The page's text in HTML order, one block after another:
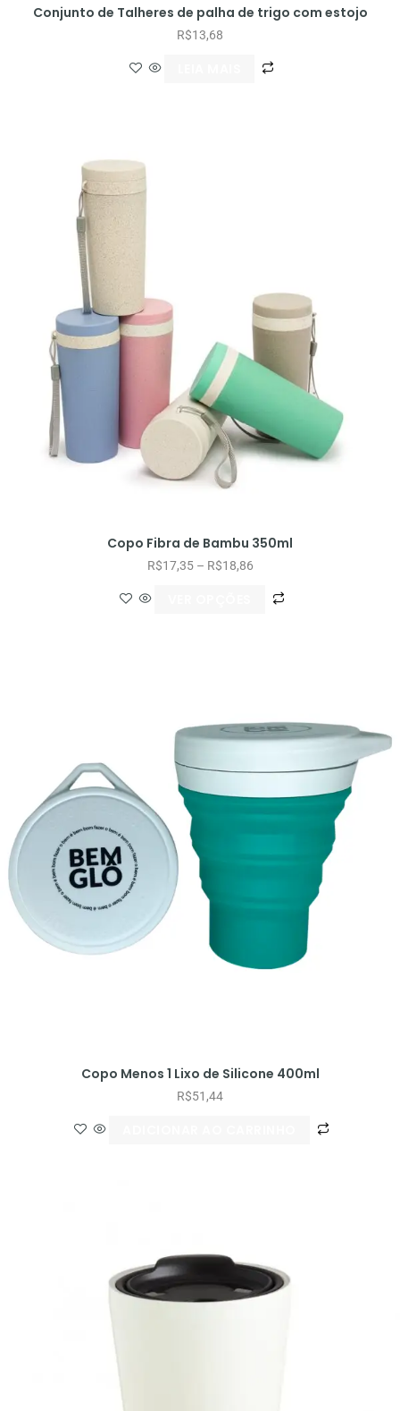
Conjunto de Talheres de palha de trigo com estojo
R$13,68
Copo Fibra de Bambu 350ml
R$17,35 – R$18,86
Copo Menos 1 Lixo de Silicone 400ml
R$51,44